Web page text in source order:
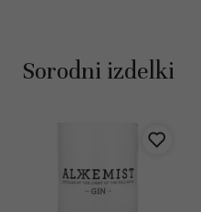
Sorodni izdelki